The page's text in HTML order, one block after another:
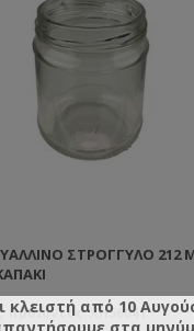
ΣΤΡΟΓΓΥΛΌ 212
προϊόντος: XH56041
κλειστή από 10